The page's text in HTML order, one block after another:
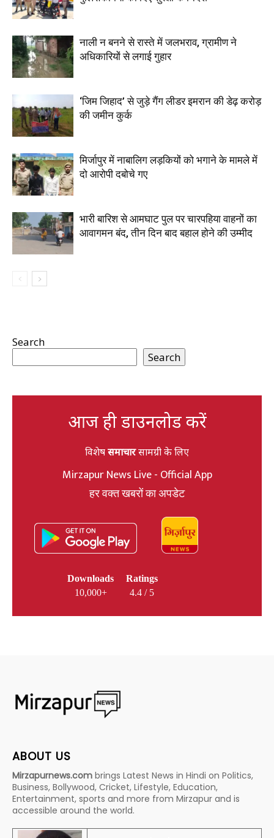
नाली न बनने से रास्ते में जलभराव, ग्रामीण ने
अधिकारियों से लगाई गुहार
‘जिम जिहाद’ से जुड़े गैंग लीडर इमरान की डेढ़ करोड़
की जमीन कुर्क
मिर्जापुर में नाबालिग लड़कियों को भगाने के मामले में
दो आरोपी दबोचे गए
भारी बारिश से आमघाट पुल पर चारपहिया वाहनों का
आवागमन बंद, तीन दिन बाद बहाल होने की उम्मीद
Search
Search
आज ही डाउनलोड करें
विशेषसमाचारसामग्री के लिए
Mirzapur News Live - Official App
हर वक्त खबरों का अपडेट
Downloads
10,000+
Ratings
4.4 / 5
ABOUT US
Mirzapurnews.com brings Latest News in Hindi on Politics,
Business, Bollywood, Cricket, Lifestyle, Education,
Entertainment, sports and more from Mirzapur and is
accessible around the world.